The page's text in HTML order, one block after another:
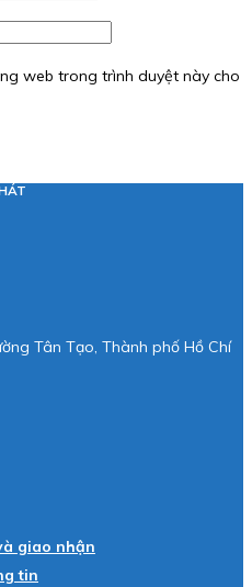
web trong trình duyệt này cho
Tân Tạo, Thành phố Hồ Chí
giao nhận
tin